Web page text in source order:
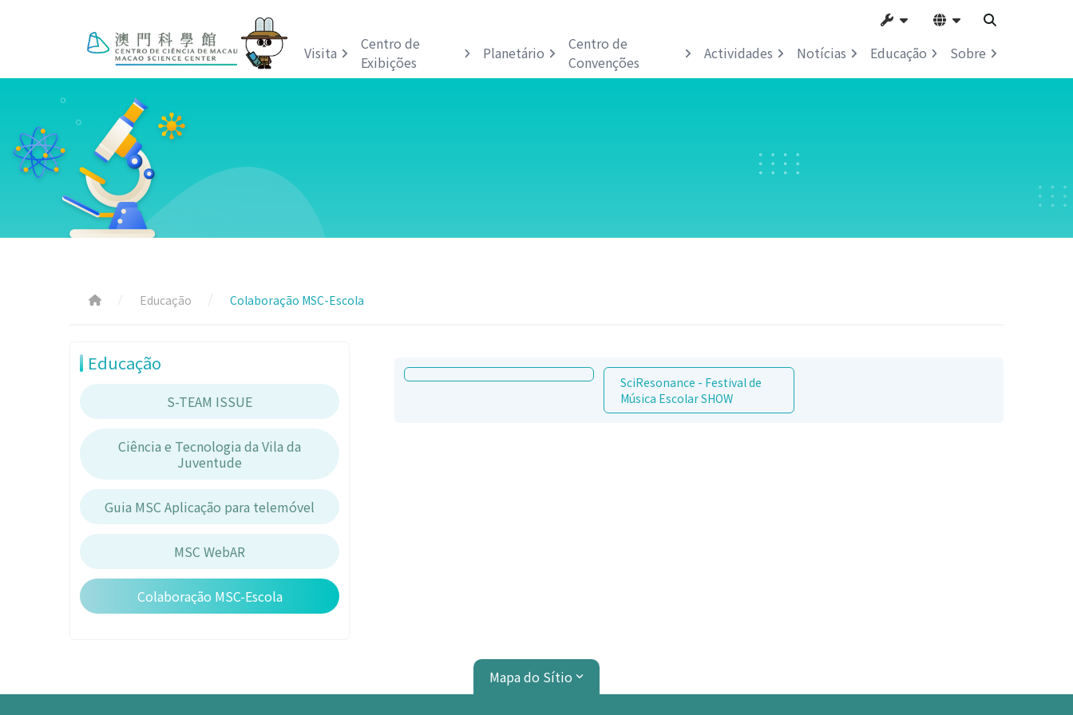
Visita
Centro de
Exibições
Planetário
Centro de
Convenções
Actividades Notícias Educação Sobre
Educação Colaboração MSC-Escola
Educação
S-TEAM ISSUE
Ciência e Tecnologia da Vila da
Juventude
Guia MSC Aplicação para telemóvel
MSC WebAR
Colaboração MSC-Escola
SciResonance - Festival de
Música Escolar SHOW
Mapa do Sítio